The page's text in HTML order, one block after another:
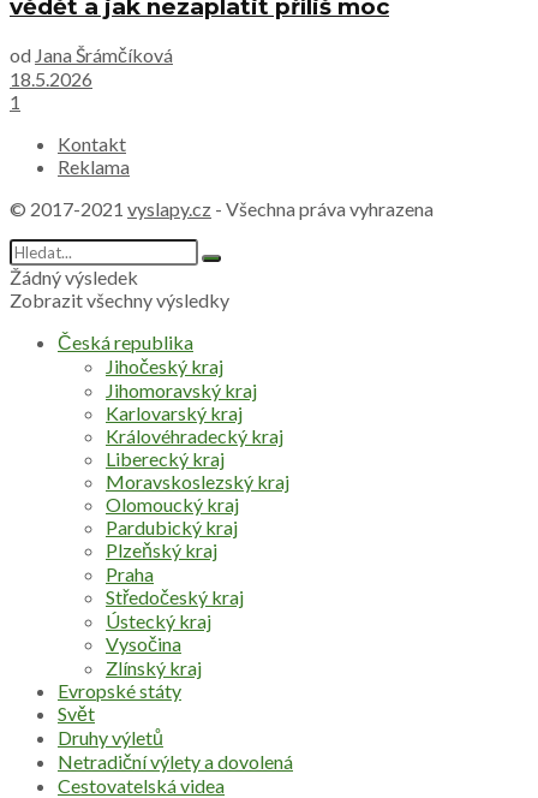
vědět a jak nezaplatit příliš moc
od Jana Šrámčíková
18.5.2026
1
Kontakt
Reklama
© 2017-2021 vyslapy.cz - Všechna práva vyhrazena
Žádný výsledek
Zobrazit všechny výsledky
Česká republika
Jihočeský kraj
Jihomoravský kraj
Karlovarský kraj
Královéhradecký kraj
Liberecký kraj
Moravskoslezský kraj
Olomoucký kraj
Pardubický kraj
Plzeňský kraj
Praha
Středočeský kraj
Ústecký kraj
Vysočina
Zlínský kraj
Evropské státy
Svět
Druhy výletů
Netradiční výlety a dovolená
Cestovatelská videa